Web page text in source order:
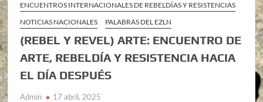
ENCUENTROS INTERNACIONALES DE REBELDÍAS Y RESISTENCIAS
NOTICIAS NACIONALES
PALABRAS DEL EZLN
(REBEL Y REVEL) ARTE: ENCUENTRO DE
ARTE, REBELDÍA Y RESISTENCIA HACIA
EL DÍA DESPUÉS
Admin 17 abril, 2025